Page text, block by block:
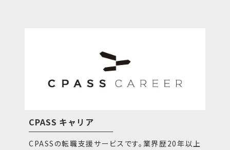
CPASS キャリア
CPASSの転職支援サービスです。業界歴20年以上